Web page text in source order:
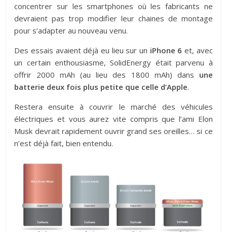
concentrer sur les smartphones où les fabricants ne
devraient pas trop modifier leur chaines de montage
pour s’adapter au nouveau venu.
Des essais avaient déjà eu lieu sur un iPhone 6 et, avec
un certain enthousiasme, SolidEnergy était parvenu à
offrir 2000 mAh (au lieu des 1800 mAh) dans une
batterie deux fois plus petite que celle d’Apple.
Restera ensuite à couvrir le marché des véhicules
électriques et vous aurez vite compris que l’ami Elon
Musk devrait rapidement ouvrir grand ses oreilles… si ce
n’est déjà fait, bien entendu.